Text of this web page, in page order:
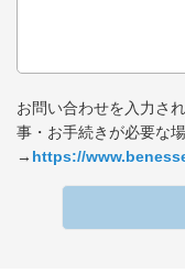
お問い合わせを入力さ
事・お手続きが必要な
→ https://